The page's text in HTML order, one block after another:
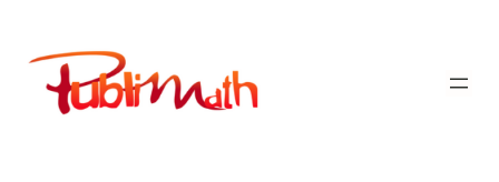
contenu
Publimath